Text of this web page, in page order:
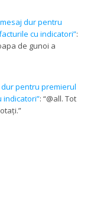
dur pentru
cu indicatori”:
de gunoi a
pentru premierul
indicatori”: “@all. Tot
”